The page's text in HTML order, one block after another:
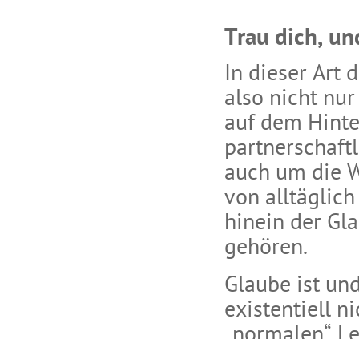
Trau dich,
In dieser Art
also nicht
auf dem
auch um die
von alltäglich
hinein der
gehören.
Glaube ist
existentiell